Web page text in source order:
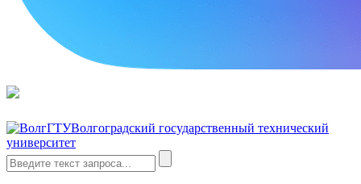
Волгоградский государственный технический
университет